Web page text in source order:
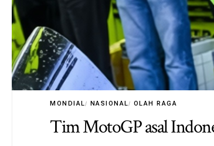
MONDIAL NASIONAL OLAH RAGA
Tim MotoGP asal